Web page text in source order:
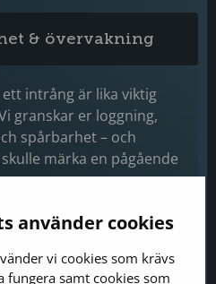
använder cookies
vi cookies som krävs
fungera samt cookies som
& övervakning
intrång är lika viktig
granskar er loggning,
spårbarhet – och
märka en pågående
&